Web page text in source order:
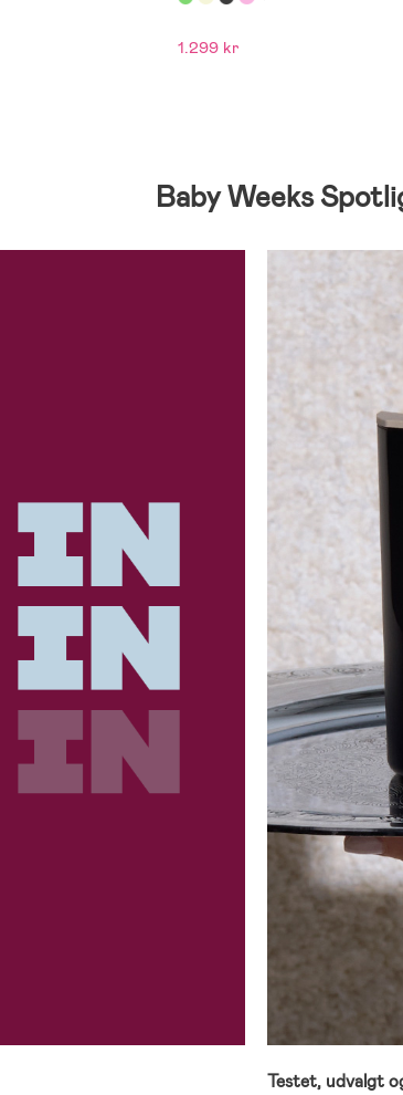
1.299 kr
Baby Weeks
Testet, udvalgt